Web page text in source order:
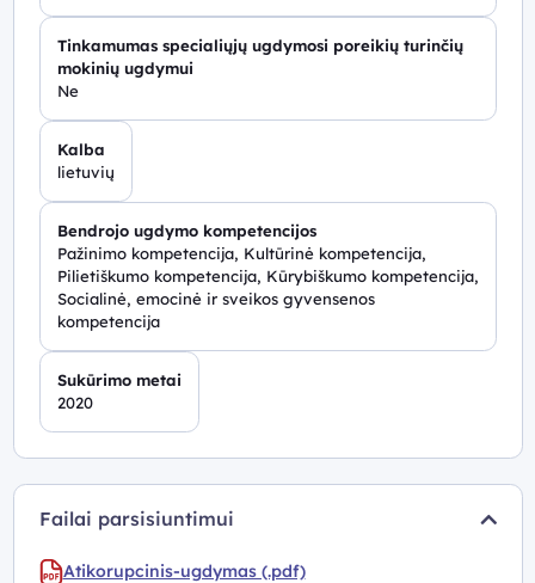
Tinkamumas specialiųjų ugdymosi poreikių turinčių
mokinių ugdymui
Ne
Kalba
lietuvių
Bendrojo ugdymo kompetencijos
Pažinimo kompetencija, Kultūrinė kompetencija,
Pilietiškumo kompetencija, Kūrybiškumo kompetencija,
Socialinė, emocinė ir sveikos gyvensenos
kompetencija
Sukūrimo metai
2020
Failai parsisiuntimui
Atikorupcinis-ugdymas (.pdf)